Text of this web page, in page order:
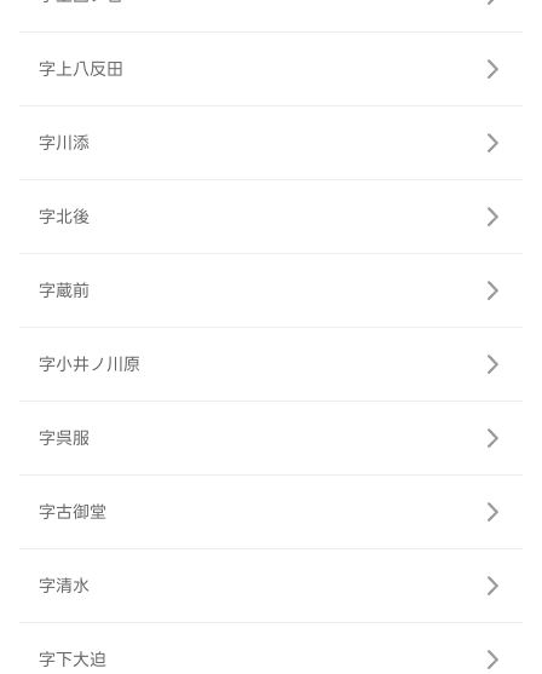
字上八反田
字川添
字北後
字蔵前
字小井ノ川原
字呉服
字古御堂
字清水
字下大迫